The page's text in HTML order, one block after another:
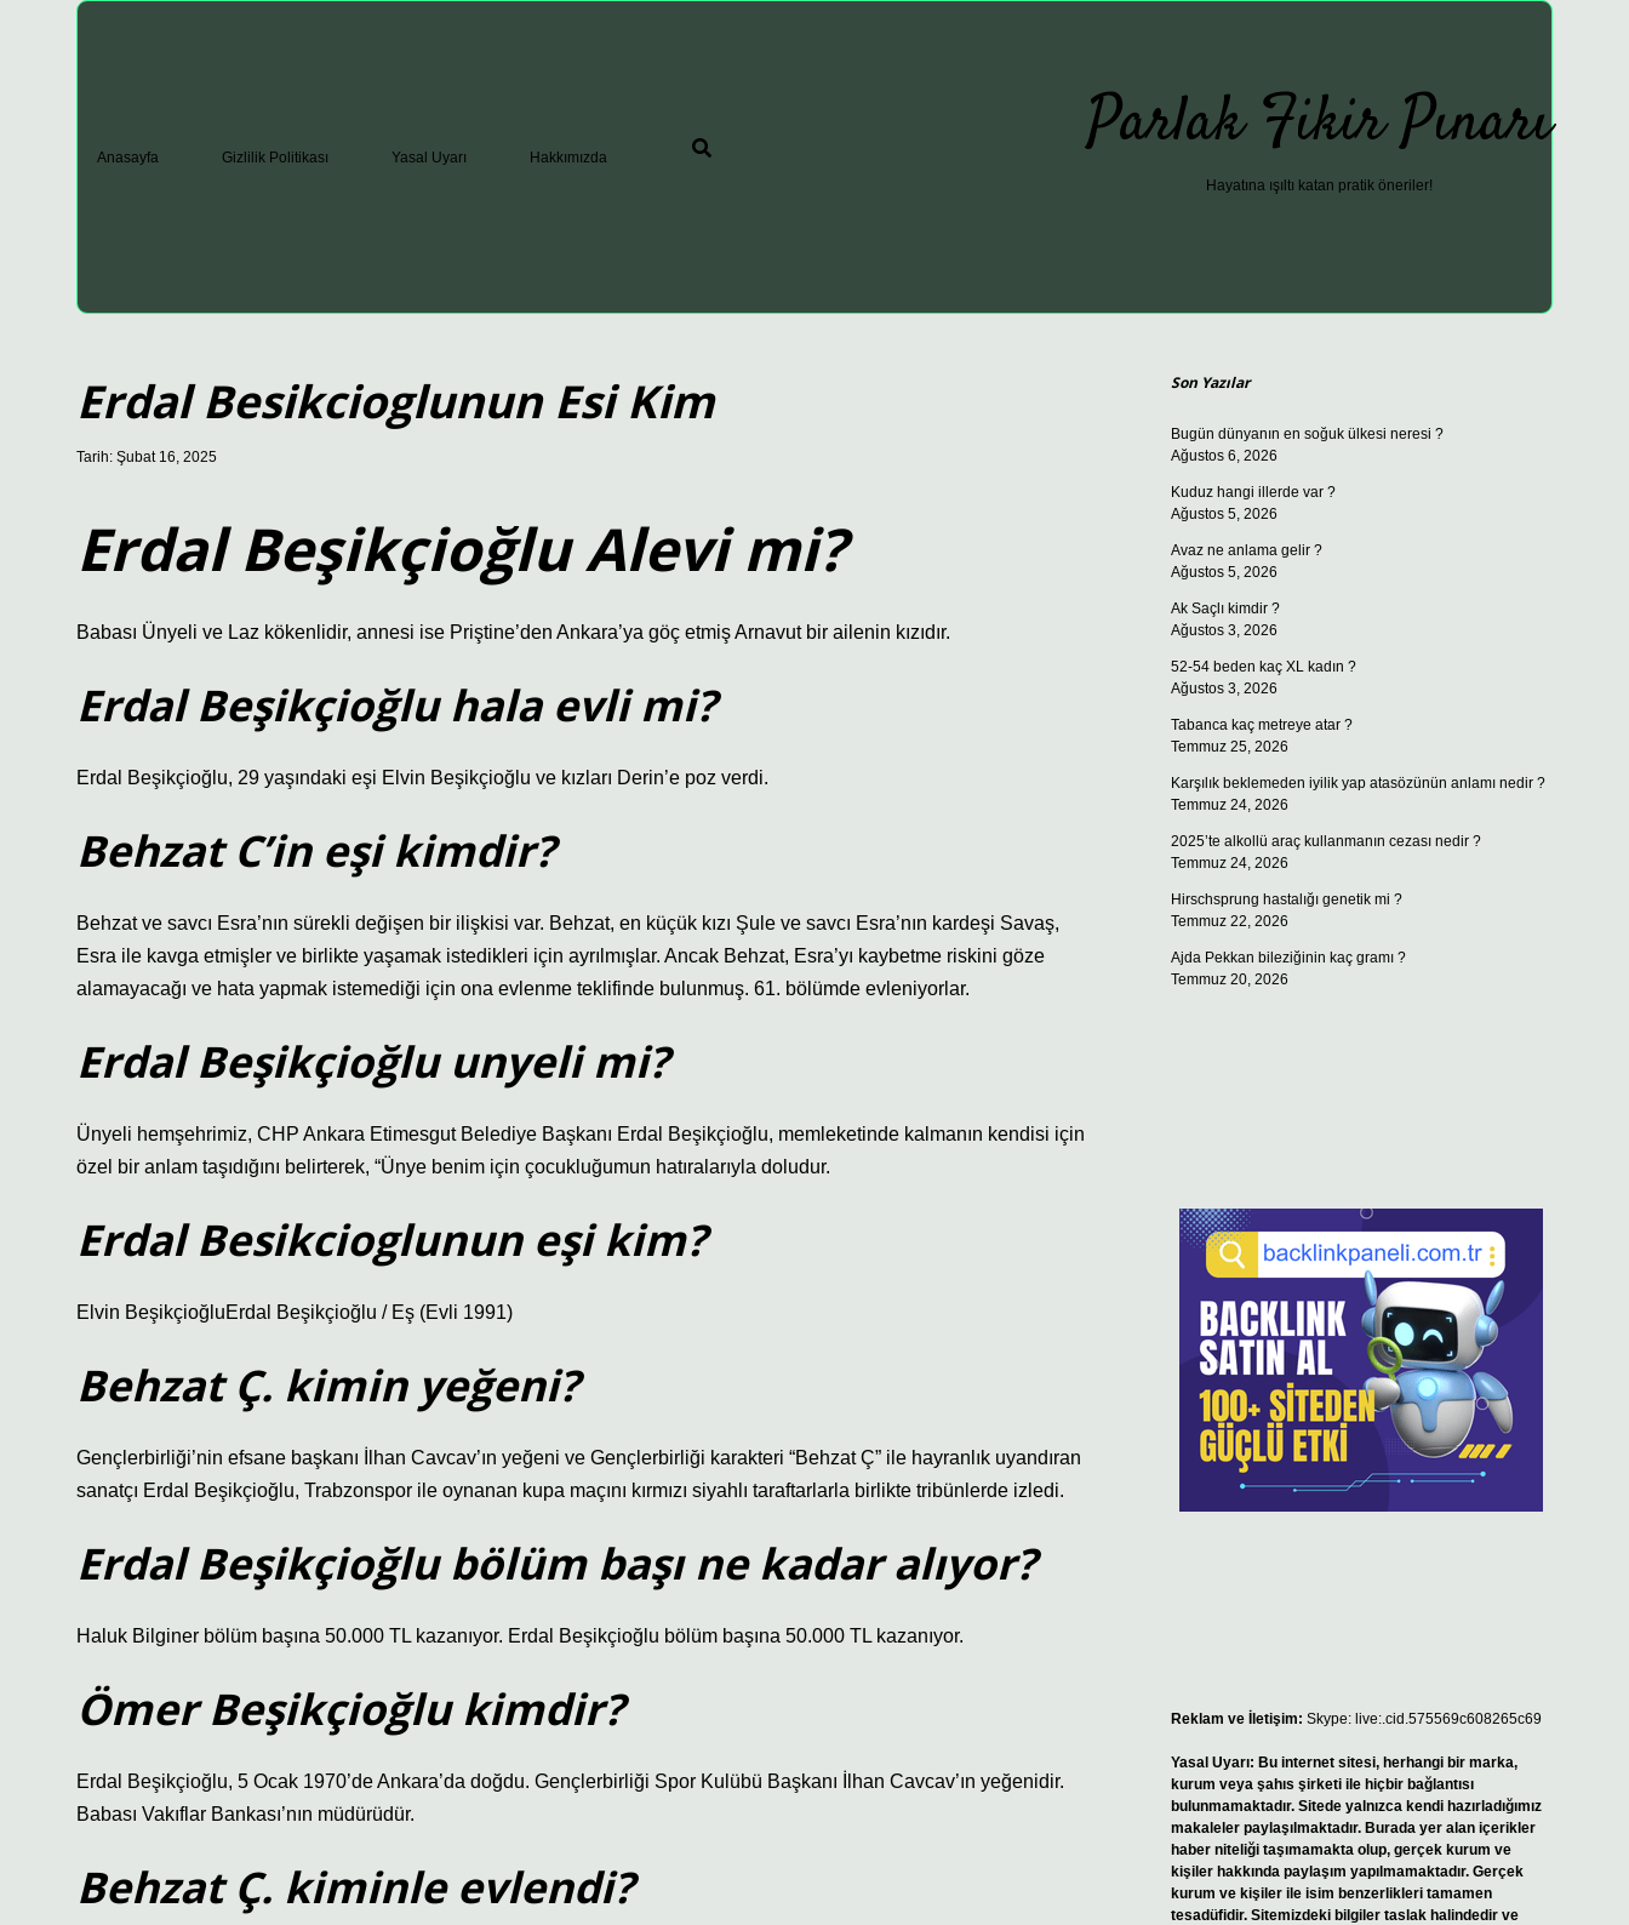
Anasayfa Gizlilik Politikası Yasal Uyarı Hakkımızda Parlak Fikir Pınarı
Hayatına ışıltı katan pratik öneriler!
Erdal Besikcioglunun Esi Kim
Tarih: Şubat 16, 2025
Erdal Beşikçioğlu Alevi mi?
Babası Ünyeli ve Laz kökenlidir, annesi ise Priştine’den Ankara’ya göç etmiş Arnavut bir ailenin kızıdır.
Erdal Beşikçioğlu hala evli mi?
Erdal Beşikçioğlu, 29 yaşındaki eşi Elvin Beşikçioğlu ve kızları Derin’e poz verdi.
Behzat C’in eşi kimdir?
Behzat ve savcı Esra’nın sürekli değişen bir ilişkisi var. Behzat, en küçük kızı Şule ve savcı Esra’nın kardeşi Savaş,
Esra ile kavga etmişler ve birlikte yaşamak istedikleri için ayrılmışlar. Ancak Behzat, Esra’yı kaybetme riskini göze
alamayacağı ve hata yapmak istemediği için ona evlenme teklifinde bulunmuş. 61. bölümde evleniyorlar.
Erdal Beşikçioğlu unyeli mi?
Ünyeli hemşehrimiz, CHP Ankara Etimesgut Belediye Başkanı Erdal Beşikçioğlu, memleketinde kalmanın kendisi için
özel bir anlam taşıdığını belirterek, “Ünye benim için çocukluğumun hatıralarıyla doludur.
Erdal Besikcioglunun eşi kim?
Elvin BeşikçioğluErdal Beşikçioğlu / Eş (Evli 1991)
Behzat Ç. kimin yeğeni?
Gençlerbirliği’nin efsane başkanı İlhan Cavcav’ın yeğeni ve Gençlerbirliği karakteri “Behzat Ç” ile hayranlık uyandıran
sanatçı Erdal Beşikçioğlu, Trabzonspor ile oynanan kupa maçını kırmızı siyahlı taraftarlarla birlikte tribünlerde izledi.
Erdal Beşikçioğlu bölüm başı ne kadar alıyor?
Haluk Bilginer bölüm başına 50.000 TL kazanıyor. Erdal Beşikçioğlu bölüm başına 50.000 TL kazanıyor.
Ömer Beşikçioğlu kimdir?
Erdal Beşikçioğlu, 5 Ocak 1970’de Ankara’da doğdu. Gençlerbirliği Spor Kulübü Başkanı İlhan Cavcav’ın yeğenidir.
Babası Vakıflar Bankası’nın müdürüdür.
Behzat Ç. kiminle evlendi?
Son Yazılar
Bugün dünyanın en soğuk ülkesi neresi ?
Ağustos 6, 2026
Kuduz hangi illerde var ?
Ağustos 5, 2026
Avaz ne anlama gelir ?
Ağustos 5, 2026
Ak Saçlı kimdir ?
Ağustos 3, 2026
52-54 beden kaç XL kadın ?
Ağustos 3, 2026
Tabanca kaç metreye atar ?
Temmuz 25, 2026
Karşılık beklemeden iyilik yap atasözünün anlamı nedir ?
Temmuz 24, 2026
2025’te alkollü araç kullanmanın cezası nedir ?
Temmuz 24, 2026
Hirschsprung hastalığı genetik mi ?
Temmuz 22, 2026
Ajda Pekkan bileziğinin kaç gramı ?
Temmuz 20, 2026
Reklam ve İletişim: Skype: live:.cid.575569c608265c69
Yasal Uyarı: Bu internet sitesi, herhangi bir marka,
kurum veya şahıs şirketi ile hiçbir bağlantısı
bulunmamaktadır. Sitede yalnızca kendi hazırladığımız
makaleler paylaşılmaktadır. Burada yer alan içerikler
haber niteliği taşımamakta olup, gerçek kurum ve
kişiler hakkında paylaşım yapılmamaktadır. Gerçek
kurum ve kişiler ile isim benzerlikleri tamamen
tesadüfidir. Sitemizdeki bilgiler taslak halindedir ve